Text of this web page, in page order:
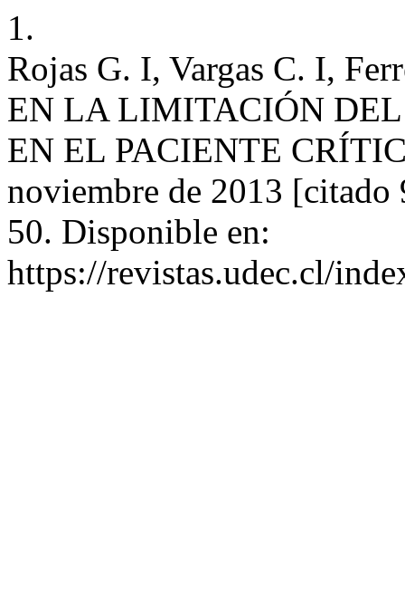
1.
Rojas G. I, Vargas C. I,
EN LA LIMITACIÓN
EN EL PACIENTE
noviembre de 2013
50. Disponible en:
https://revistas.udec.cl/